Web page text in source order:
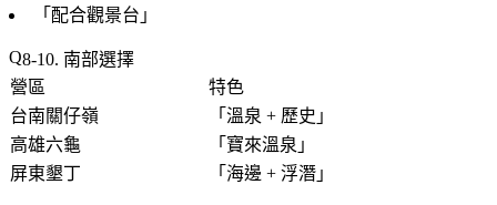
「 配合觀景台 」
8-10. 南部選擇
營區
特色
台南關仔嶺
「 溫泉 + 歷史 」
高雄六龜
「 寶來溫泉 」
屏東墾丁
「 海邊 + 浮潛 」